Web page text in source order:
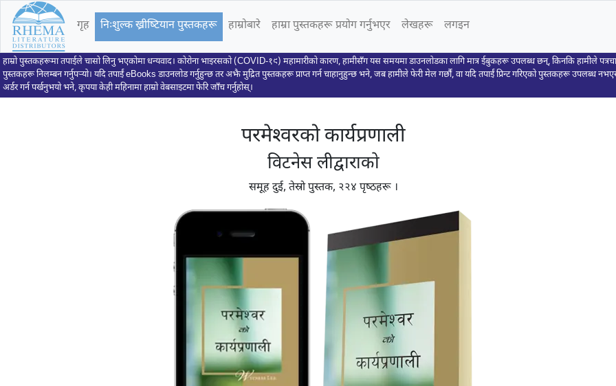
गृह निःशुल्क ख्रीष्टियान पुस्तकहरू हाम्रोबारे हाम्रा पुस्तकहरू प्रयोग गर्नुभएर लेखहरू लगइन
हाम्रो पुस्तकहरूमा तपाईले चासो लिनु भएकोमा धन्यवाद। कोरोना भाइरसको (COVID-१९) महामारीको कारण, हामीसँग यस समयमा डाउनलोडका लागि मात्र ईबुकहरू उपलब्ध छन्, किनकि हामीले
पुस्तकहरू निलम्बन गर्नुपर्‍यो। यदि तपाईं eBooks डाउनलोड गर्नुहुन्छ तर अझै मुद्रित पुस्तकहरू प्राप्त गर्न चाहानुहुन्छ भने, जब हामीले फेरी मेल गर्छौं, वा यदि तपाईं प्रिन्ट गरिएको पुस्तकहरू उपलब्ध
अर्डर गर्न पर्खनुभयो भने, कृपया केही महिनामा हाम्रो वेबसाइटमा फेरि जाँच गर्नुहोस्।
परमेश्वरको कार्यप्रणाली
विटनेस लीद्वाराको
समूह दुई, तेस्रो पुस्तक, २२४ पृष्ठहरू ।